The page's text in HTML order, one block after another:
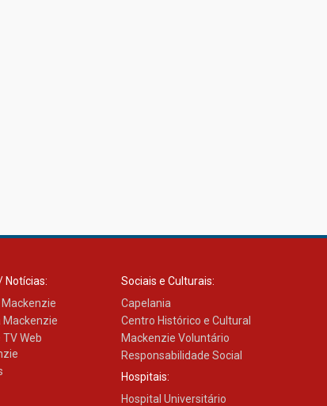
15.06.2026
HUEM recebe certificação
Ouro do programa
Segurança em Alta da
Unimed Curitiba
12.06.2026
Notícias:
Mackenzie
Mackenzie
TV Web
Sociais e Culturais:
Capelania
Centro Histórico e Cultural
Mackenzie Voluntário
Responsabilidade Social
Hospitais:
Hospital Universitário